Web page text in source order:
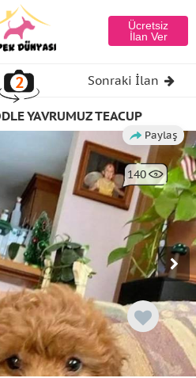
Ücretsiz
İlan Ver
2 Sonraki İlan
YAVRUMUZ TEACUP
Paylaş
140